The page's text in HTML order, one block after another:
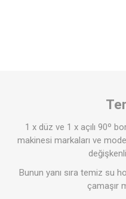
1 x düz ve 1 x açılı 90º
makinesi markaları ve
Bunun yanı sıra temiz su
çamaşır